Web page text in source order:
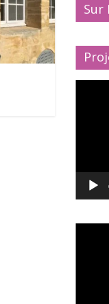
Sur